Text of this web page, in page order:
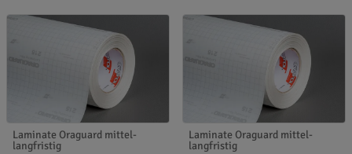
Laminate Oraguard mittel-
langfristig
Laminate Oraguard mittel-
langfristig